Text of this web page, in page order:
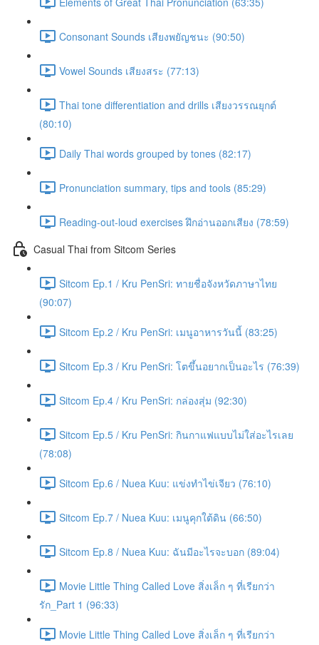
Consonant Sounds เสียงพยัญชนะ (90:50)
Vowel Sounds เสียงสระ (77:13)
Thai tone differentiation and drills เสียงวรรณยุกต์
(80:10)
Daily Thai words grouped by tones (82:17)
Pronunciation summary, tips and tools (85:29)
Reading-out-loud exercises ฝึกอ่านออกเสียง (78:59)
Casual Thai from Sitcom Series
Sitcom Ep.1 / Kru PenSri: ทายชื่อจังหวัดภาษาไทย
(90:07)
Sitcom Ep.2 / Kru PenSri: เมนูอาหารวันนี้ (83:25)
Sitcom Ep.3 / Kru PenSri: โตขึ้นอยากเป็นอะไร (76:39)
Sitcom Ep.4 / Kru PenSri: กล่องสุ่ม (92:30)
Sitcom Ep.5 / Kru PenSri: กินกาแฟแบบไม่ใส่อะไรเลย
(78:08)
Sitcom Ep.6 / Nuea Kuu: แข่งทำไข่เจียว (76:10)
Sitcom Ep.7 / Nuea Kuu: เมนูคุกใต้ดิน (66:50)
Sitcom Ep.8 / Nuea Kuu: ฉันมีอะไรจะบอก (89:04)
Movie Little Thing Called Love สิ่งเล็ก ๆ ที่เรียกว่า
รัก_Part 1 (96:33)
Movie Little Thing Called Love สิ่งเล็ก ๆ ที่เรียกว่า